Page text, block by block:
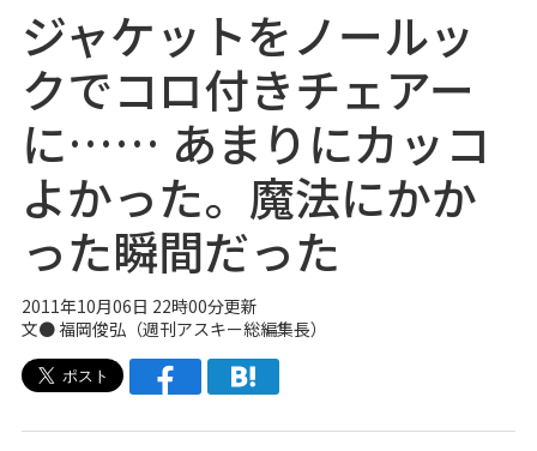
ジャケットをノールッ
クでコロ付きチェアー
に…… あまりにカッコ
よかった。魔法にかか
った瞬間だった
2011年10月06日 22時00分更新
文●福岡俊弘（週刊アスキー総編集長）